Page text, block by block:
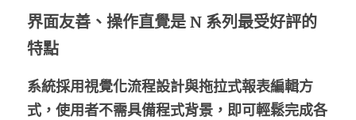
界面友善、操作直覺是 N 系列最受好評的
特點
系統採用視覺化流程設計與拖拉式報表編輯方
式，使用者不需具備程式背景，即可輕鬆完成各